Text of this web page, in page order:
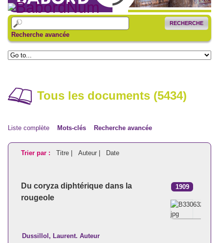
RECHERCHE
Recherche avancée
Tous les documents (5434)
Liste complète Mots-clés Recherche avancée
Trier par : Titre | Auteur | Date
Du coryza diphtérique dans la
rougeole
1909
Dussillol, Laurent. Auteur